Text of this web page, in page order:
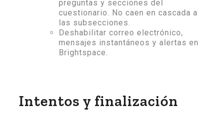
preguntas y secciones del
cuestionario. No caen en cascada a
las subsecciones.
Deshabilitar correo electrónico,
mensajes instantáneos y alertas en
Brightspace.
Intentos y finalización